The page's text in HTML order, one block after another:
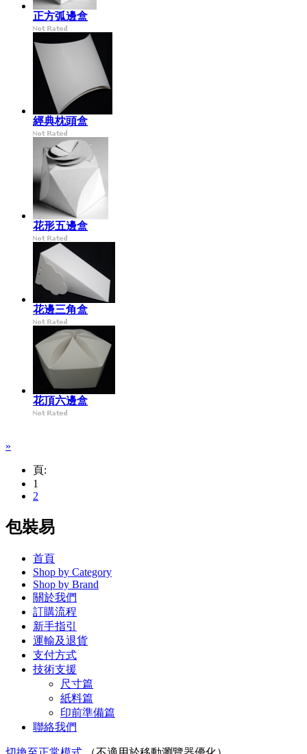
正方弧邊盒
經典枕頭盒
花形五邊盒
花邊三角盒
花頂六邊盒
»
頁:
1
2
包裝易
首頁
Shop by Category
Shop by Brand
關於我們
訂購流程
新手指引
運輸及退貨
支付方式
技術支援
尺寸篇
紙料篇
印前準備篇
聯絡我們